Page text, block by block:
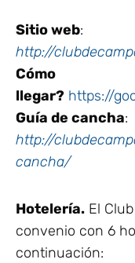
Sitio web:
http://
Cómo
llegar? https://
Guía de cancha:
http://
cancha/
Hotelería. El
convenio con 6
continuación: